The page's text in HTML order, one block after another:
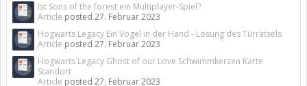
Ist Sons of the forest ein Multiplayer-Spiel?
Article posted 27. Februar 2023
Hogwarts Legacy Ein Vogel in der Hand - Lösung des Türrätsels
Article posted 27. Februar 2023
Hogwarts Legacy Ghost of our Love Schwimmkerzen Karte
Standort
Article posted 27. Februar 2023